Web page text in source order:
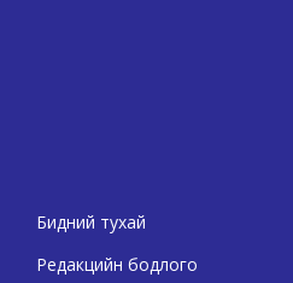
Бидний тухай
Редакцийн бодлого